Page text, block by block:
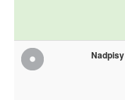
Nadpisy